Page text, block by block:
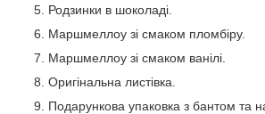
Родзинки в шоколаді.
Маршмеллоу зі смаком пломбіру.
Маршмеллоу зі смаком ванілі.
Оригінальна листівка.
Подарункова упаковка з бантом та